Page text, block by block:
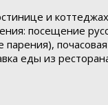
и
посещение
еды из